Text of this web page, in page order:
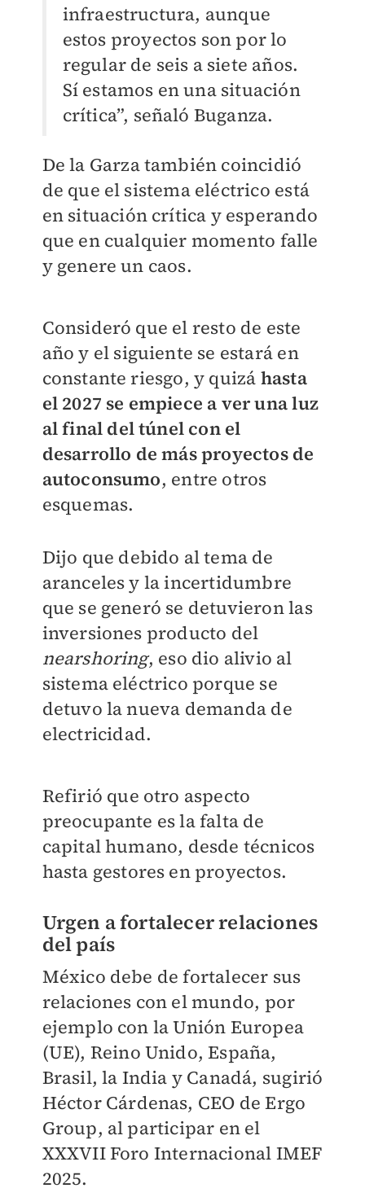
infraestructura, aunque
estos proyectos son por lo
regular de seis a siete años.
Sí estamos en una situación
crítica”, señaló Buganza.
De la Garza también coincidió
de que el sistema eléctrico está
en situación crítica y esperando
que en cualquier momento falle
y genere un caos.
Consideró que el resto de este
año y el siguiente se estará en
constante riesgo, y quizá hasta
el 2027 se empiece a ver una luz
al final del túnel con el
desarrollo de más proyectos de
autoconsumo, entre otros
esquemas.
Dijo que debido al tema de
aranceles y la incertidumbre
que se generó se detuvieron las
inversiones producto del
nearshoring, eso dio alivio al
sistema eléctrico porque se
detuvo la nueva demanda de
electricidad.
Refirió que otro aspecto
preocupante es la falta de
capital humano, desde técnicos
hasta gestores en proyectos.
Urgen a fortalecer relaciones
del país
México debe de fortalecer sus
relaciones con el mundo, por
ejemplo con la Unión Europea
(UE), Reino Unido, España,
Brasil, la India y Canadá, sugirió
Héctor Cárdenas, CEO de Ergo
Group, al participar en el
XXXVII Foro Internacional IMEF
2025.